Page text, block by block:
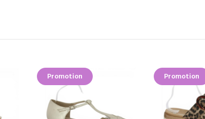
Promotion Promotion